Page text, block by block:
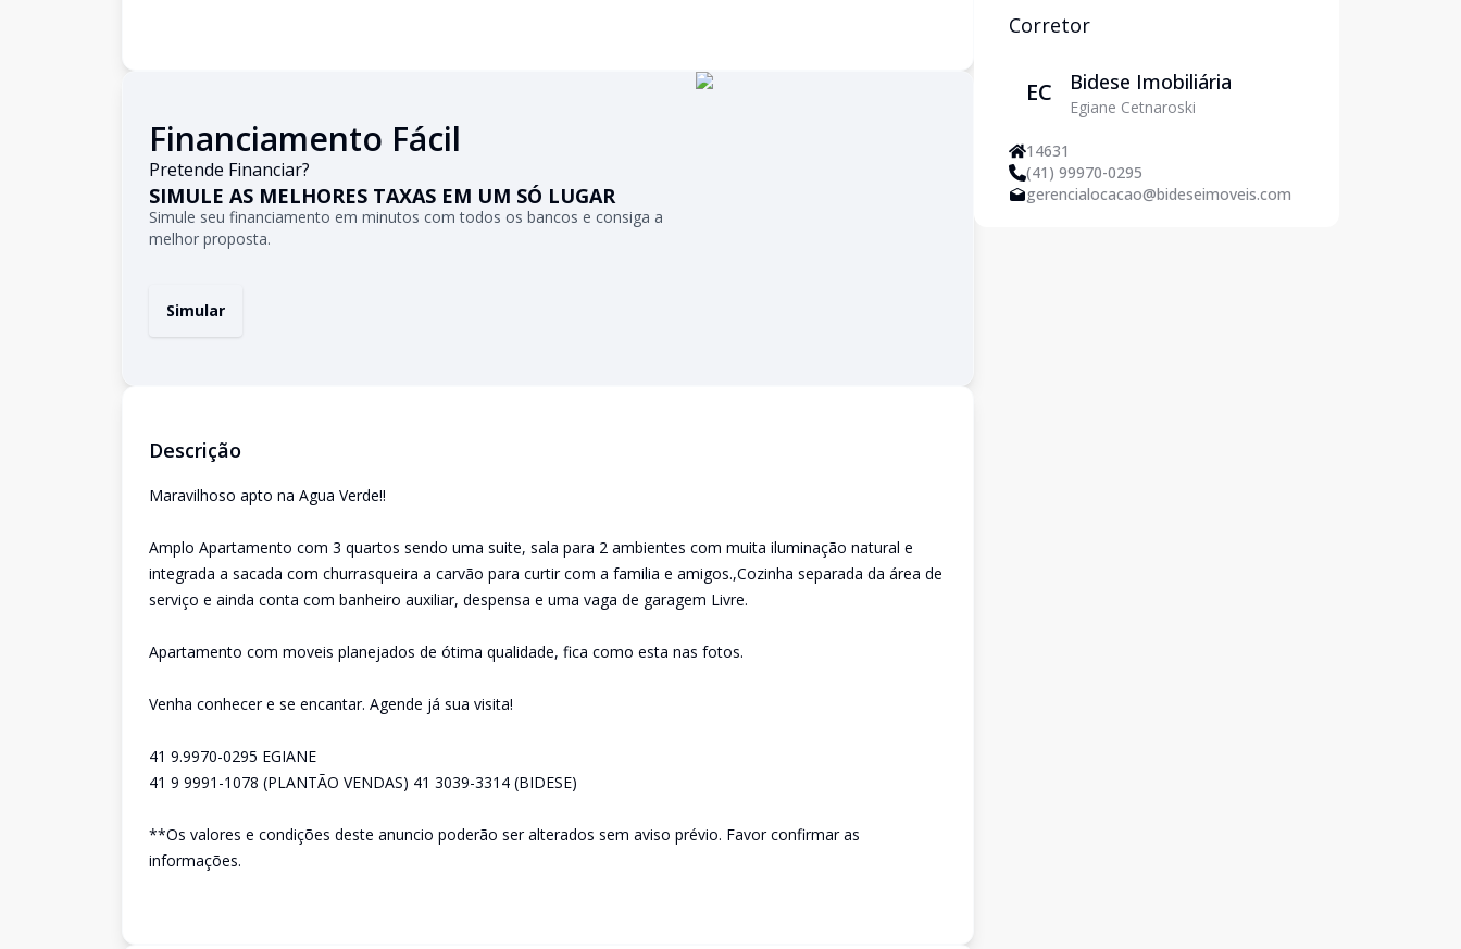
Financiamento Fácil
Pretende Financiar?
SIMULE AS MELHORES TAXAS EM UM SÓ LUGAR
Simule seu financiamento em minutos com todos os bancos e consiga a
melhor proposta.
Simular
Descrição
Maravilhoso apto na Agua Verde!!
Amplo Apartamento com 3 quartos sendo uma suite, sala para 2 ambientes com muita iluminação natural e
integrada a sacada com churrasqueira a carvão para curtir com a familia e amigos.,Cozinha separada da área de
serviço e ainda conta com banheiro auxiliar, despensa e uma vaga de garagem Livre.
Apartamento com moveis planejados de ótima qualidade, fica como esta nas fotos.
Venha conhecer e se encantar. Agende já sua visita!
41 9.9970-0295 EGIANE
41 9 9991-1078 (PLANTÃO VENDAS) 41 3039-3314 (BIDESE)
**Os valores e condições deste anuncio poderão ser alterados sem aviso prévio. Favor confirmar as
informações.
Corretor
EC Bidese Imobiliária
Egiane Cetnaroski
14631
(41) 99970-0295
gerencialocacao@bideseimoveis.com